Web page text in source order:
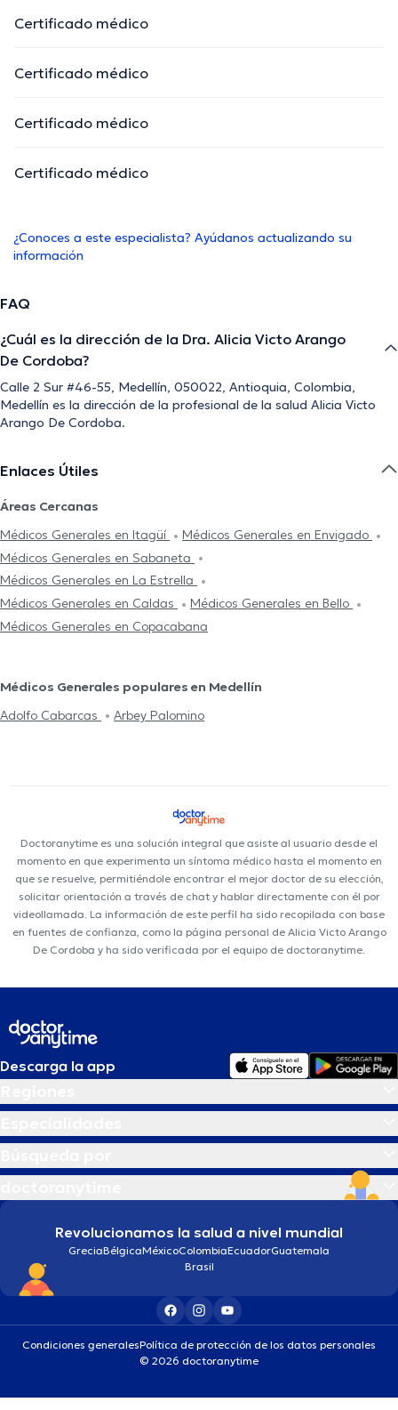
Certificado médico
Certificado médico
Certificado médico
Certificado médico
¿Conoces a este especialista? Ayúdanos actualizando su
información
FAQ
¿Cuál es la dirección de la Dra. Alicia Victo Arango
De Cordoba?
Calle 2 Sur #46-55, Medellín, 050022, Antioquia, Colombia,
Medellín es la dirección de la profesional de la salud Alicia Victo
Arango De Cordoba.
Enlaces Útiles
Áreas Cercanas
Médicos Generales en Itagüí
Médicos Generales en Envigado
Médicos Generales en Sabaneta
Médicos Generales en La Estrella
Médicos Generales en Caldas
Médicos Generales en Bello
Médicos Generales en Copacabana
Médicos Generales populares en Medellín
Adolfo Cabarcas
Arbey Palomino
Doctoranytime es una solución integral que asiste al usuario desde el
momento en que experimenta un síntoma médico hasta el momento en
que se resuelve, permitiéndole encontrar el mejor doctor de su elección,
solicitar orientación a través de chat y hablar directamente con él por
videollamada. La información de este perfil ha sido recopilada con base
en fuentes de confianza, como la página personal de Alicia Victo Arango
De Cordoba y ha sido verificada por el equipo de doctoranytime.
Descarga la app
Revolucionamos la salud a nivel mundial
GreciaBélgicaMéxicoColombiaEcuadorGuatemala
Brasil
Condiciones generalesPolítica de protección de los datos personales
© 2026 doctoranytime